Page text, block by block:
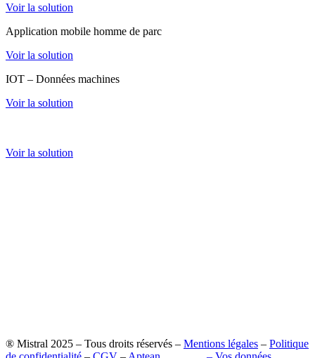
Voir la solution
Application mobile homme de parc
Voir la solution
IOT – Données machines
Voir la solution
Voir la solution
® Mistral 2025 – Tous droits réservés – Mentions légales – Politique